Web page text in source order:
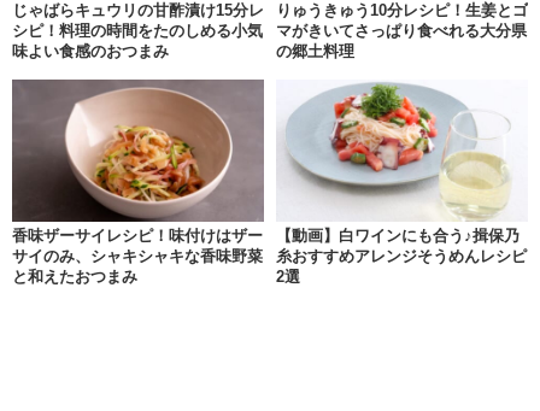
じゃばらキュウリの甘酢漬け15分レ
シピ！料理の時間をたのしめる小気
味よい食感のおつまみ
りゅうきゅう10分レシピ！生姜とゴ
マがきいてさっぱり食べれる大分県
の郷土料理
香味ザーサイレシピ！味付けはザー
サイのみ、シャキシャキな香味野菜
と和えたおつまみ
【動画】白ワインにも合う♪揖保乃
糸おすすめアレンジそうめんレシピ
2選